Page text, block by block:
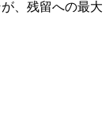
、残留への最大